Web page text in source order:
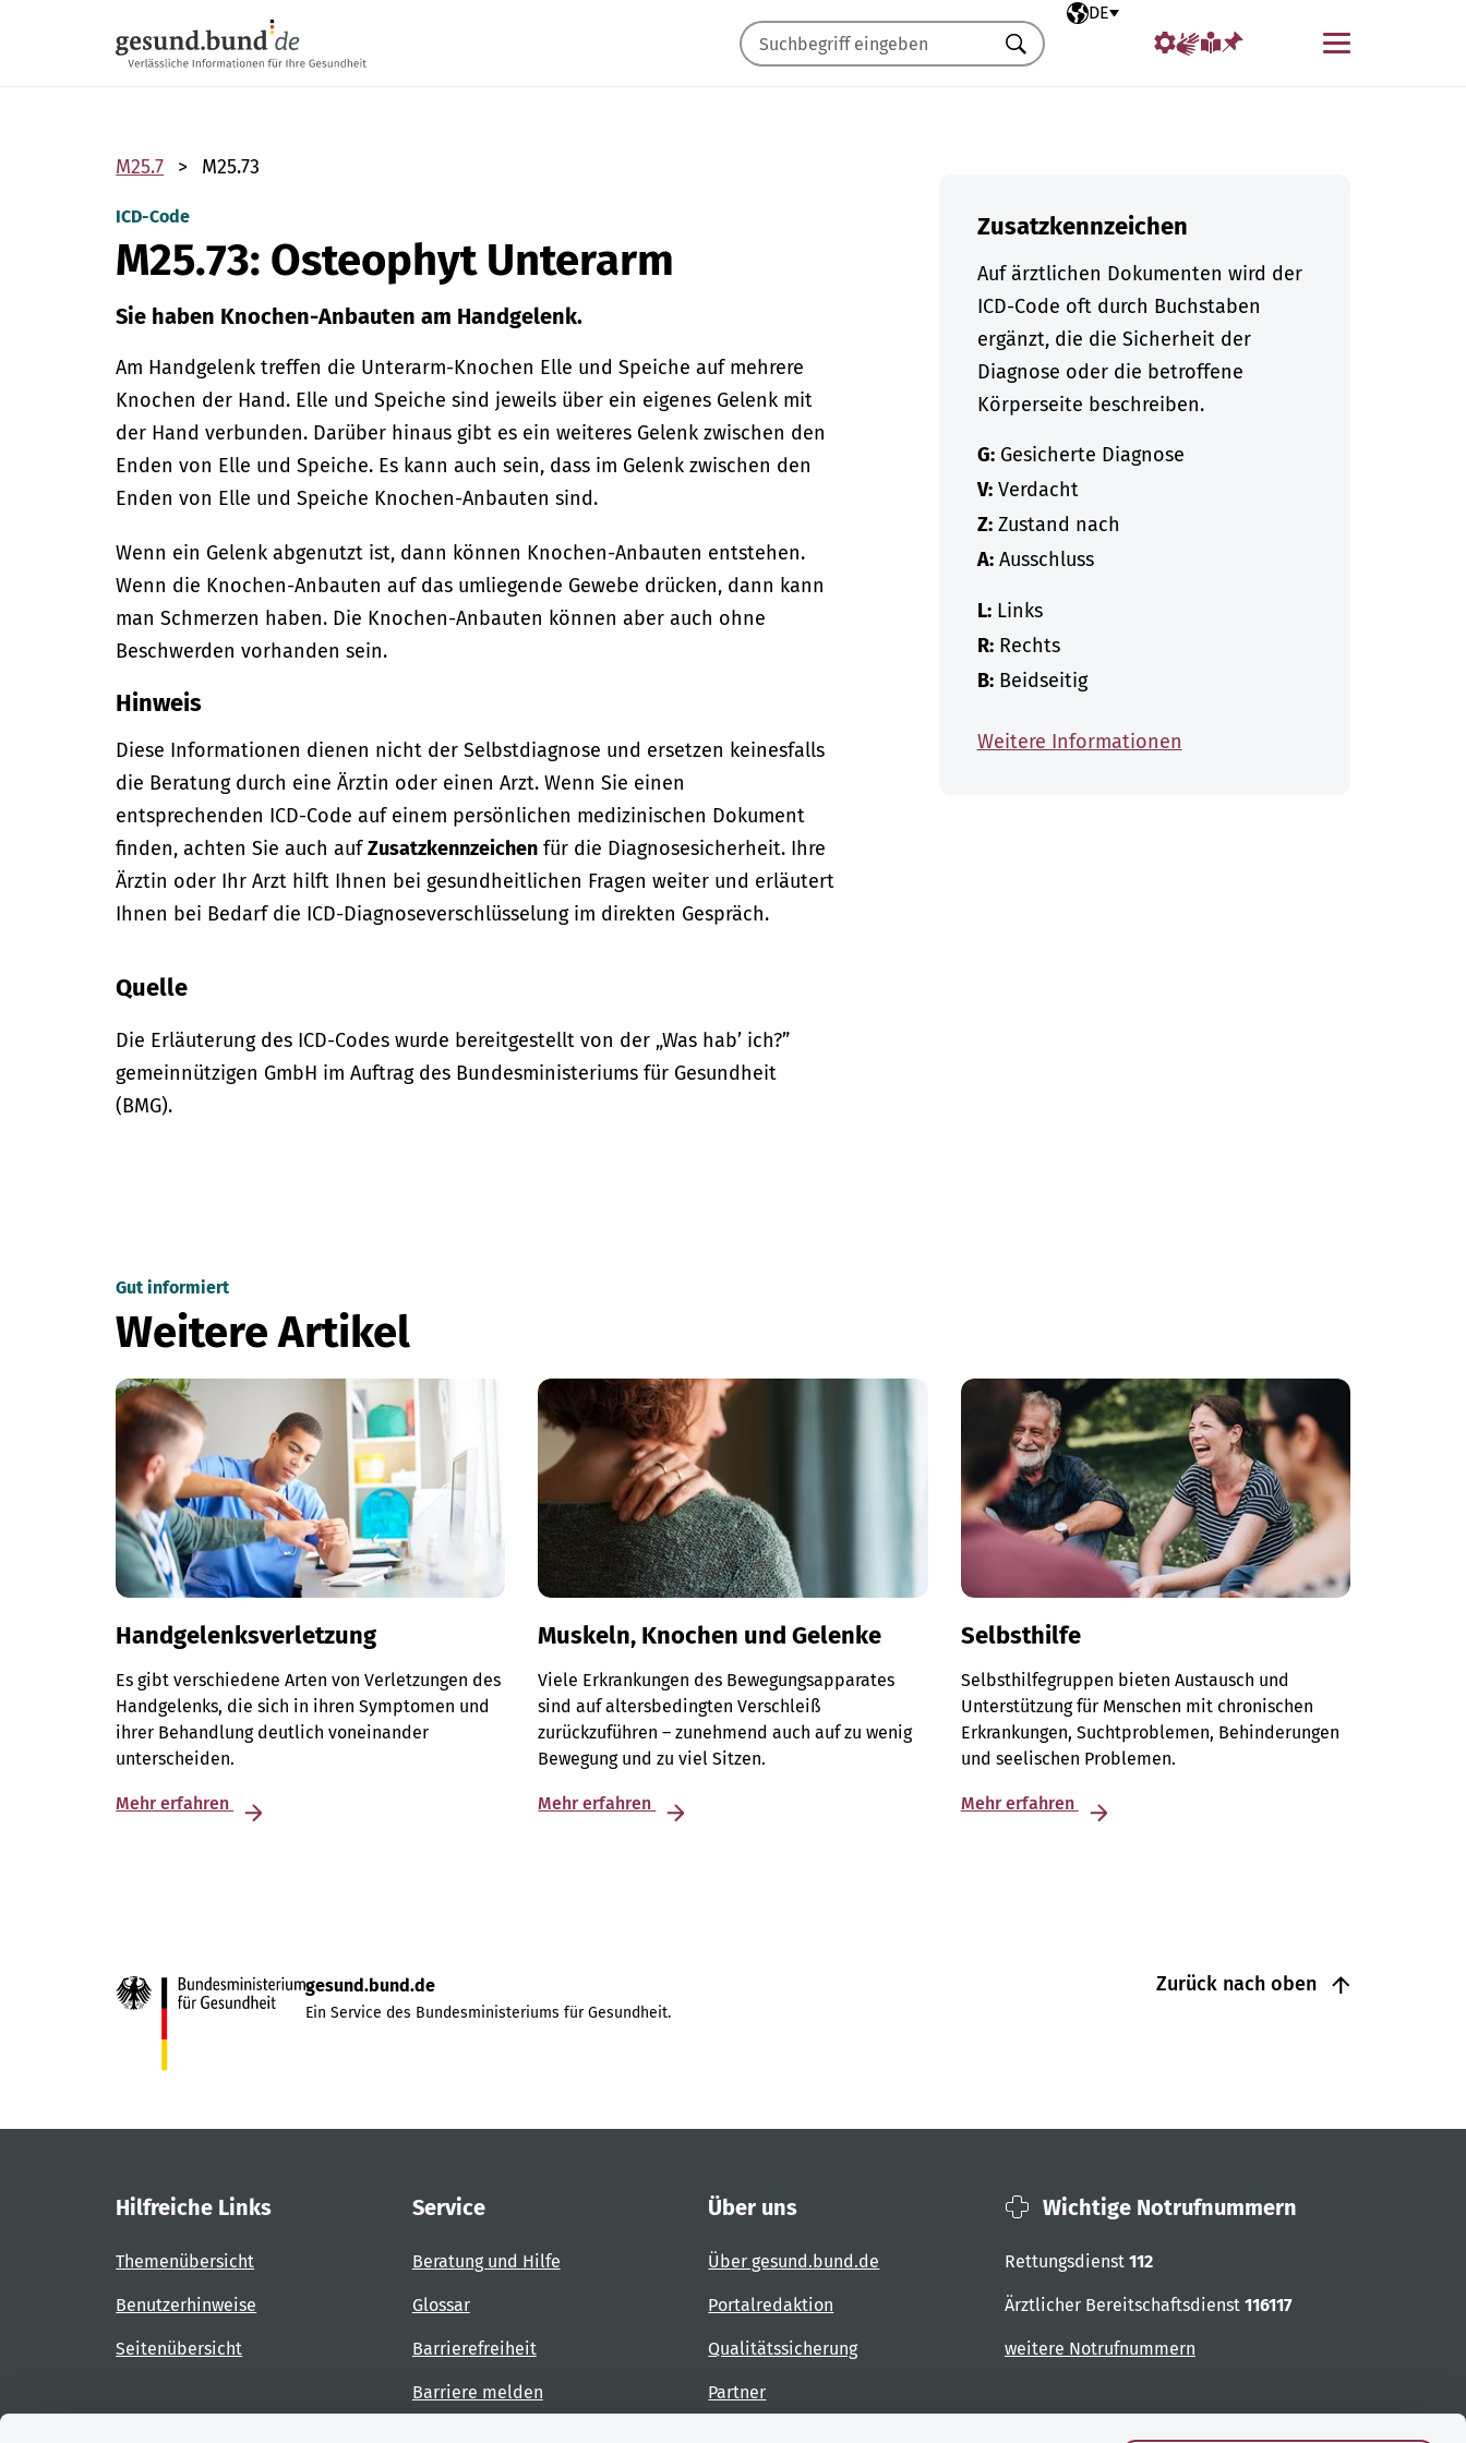
Ausgewählte Sprache
DE
Menü
Suchen
M25.7 M25.73
ICD-Code
M25.73: Osteophyt Unterarm
Sie haben Knochen-Anbauten am Handgelenk.
Am Handgelenk treffen die Unterarm-Knochen Elle und Speiche auf mehrere
Knochen der Hand. Elle und Speiche sind jeweils über ein eigenes Gelenk mit
der Hand verbunden. Darüber hinaus gibt es ein weiteres Gelenk zwischen den
Enden von Elle und Speiche. Es kann auch sein, dass im Gelenk zwischen den
Enden von Elle und Speiche Knochen-Anbauten sind.
Wenn ein Gelenk abgenutzt ist, dann können Knochen-Anbauten entstehen.
Wenn die Knochen-Anbauten auf das umliegende Gewebe drücken, dann kann
man Schmerzen haben. Die Knochen-Anbauten können aber auch ohne
Beschwerden vorhanden sein.
Hinweis
Diese Informationen dienen nicht der Selbstdiagnose und ersetzen keinesfalls
die Beratung durch eine Ärztin oder einen Arzt. Wenn Sie einen
entsprechenden ICD-Code auf einem persönlichen medizinischen Dokument
finden, achten Sie auch aufZusatzkennzeichen für die Diagnosesicherheit. Ihre
Ärztin oder Ihr Arzt hilft Ihnen bei gesundheitlichen Fragen weiter und erläutert
Ihnen bei Bedarf die ICD-Diagnoseverschlüsselung im direkten Gespräch.
Quelle
Die Erläuterung des ICD-Codes wurde bereitgestellt von der „Was hab’ ich?”
gemeinnützigen GmbH im Auftrag des Bundesministeriums für Gesundheit
(BMG).
Zusatzkennzeichen
Auf ärztlichen Dokumenten wird der
ICD-Code oft durch Buchstaben
ergänzt, die die Sicherheit der
Diagnose oder die betroffene
Körperseite beschreiben.
G:Gesicherte Diagnose
V:Verdacht
Z:Zustand nach
A:Ausschluss
L:Links
R:Rechts
B:Beidseitig
Weitere Informationen
Gut informiert
Weitere Artikel
Handgelenksverletzung
Es gibt verschiedene Arten von Verletzungen des
Handgelenks, die sich in ihren Symptomen und
ihrer Behandlung deutlich voneinander
unterscheiden.
Mehr erfahren
Muskeln, Knochen und Gelenke
Viele Erkrankungen des Bewegungsapparates
sind auf altersbedingten Verschleiß
zurückzuführen – zunehmend auch auf zu wenig
Bewegung und zu viel Sitzen.
Mehr erfahren
Selbsthilfe
Selbsthilfegruppen bieten Austausch und
Unterstützung für Menschen mit chronischen
Erkrankungen, Suchtproblemen, Behinderungen
und seelischen Problemen.
Mehr erfahren
Zurück nach oben
gesund.bund.de
Ein Service des Bundesministeriums für Gesundheit.
Hilfreiche Links
Themenübersicht
Benutzerhinweise
Seitenübersicht
Service
Beratung und Hilfe
Glossar
Barrierefreiheit
Barriere melden
Über uns
Über gesund.bund.de
Portalredaktion
Qualitätssicherung
Partner
Wichtige Notrufnummern
Rettungsdienst 112
Ärztlicher Bereitschaftsdienst 116117
weitere Notrufnummern